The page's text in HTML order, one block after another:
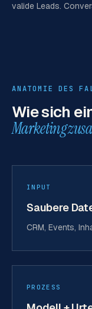
valide Leads.
ANATOMIE DES
Wie sich
Marketing
INPUT
Saubere
CRM, Events,
PROZESS